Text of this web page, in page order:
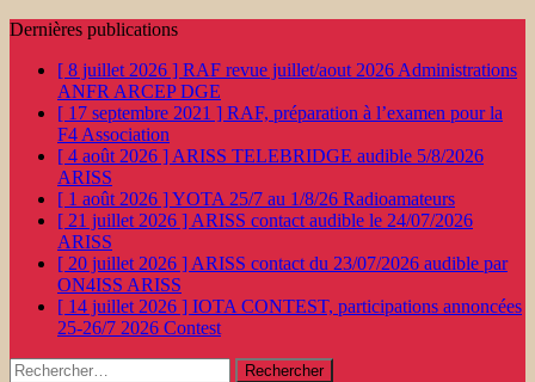
Dernières publications
[ 8 juillet 2026 ] RAF revue juillet/aout 2026 Administrations
ANFR ARCEP DGE
[ 17 septembre 2021 ] RAF, préparation à l’examen pour la
F4 Association
[ 4 août 2026 ] ARISS TELEBRIDGE audible 5/8/2026
ARISS
[ 1 août 2026 ]YOTA 25/7 au 1/8/26 Radioamateurs
[ 21 juillet 2026 ] ARISS contact audible le 24/07/2026
ARISS
[ 20 juillet 2026 ] ARISS contact du 23/07/2026 audible par
ON4ISS ARISS
[ 14 juillet 2026 ] IOTA CONTEST, participations annoncées
25-26/7 2026 Contest
Rechercher :